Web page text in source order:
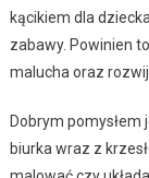
kącikiem dla
zabawy. Powinien
malucha oraz
Dobrym pomysłem
biurka wraz z